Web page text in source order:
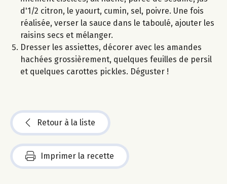
d'1/2 citron, le yaourt, cumin, sel, poivre. Une fois
réalisée, verser la sauce dans le taboulé, ajouter les
raisins secs et mélanger.
Dresser les assiettes, décorer avec les amandes
hachées grossièrement, quelques feuilles de persil
et quelques carottes pickles. Déguster !
Retour à la liste
Imprimer la recette